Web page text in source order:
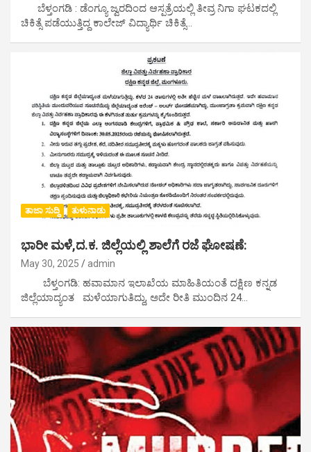
ಬೆಳ್ತಂಗಡಿ : ಡೆಂಗ್ಯೂ ಜ್ವರದಿಂದ ಆಸ್ಪತ್ರೆಯಲ್ಲಿ ತೀವ್ರ ನಿಗಾ ಘಟಕದಲ್ಲಿ
ಚಿಕಿತ್ಸೆ ಪಡೆಯುತ್ತಿದ್ದ ಕಾಲೇಜ್ ವಿದ್ಯಾರ್ಥಿ ಚಿಕಿತ್ಸೆ…
ತಾಜಾ ಸುದ್ದಿ ತುಳುನಾಡು
ಭಾರೀ ಮಳೆ,ದ.ಕ. ಜಿಲ್ಲೆಯಲ್ಲಿ ಶಾಲೆಗೆ ರಜೆ ಘೋಷಣೆ:
May 30, 2025 admin
ಬೆಳ್ತಂಗಡಿ: ಹವಾಮಾನ ಇಲಾಖೆಯ ಮಾಹಿತಿಯಂತೆ ದಕ್ಷಿಣ ಕನ್ನಡ
ಜಿಲ್ಲೆಯಾದ್ಯಂತ ಮಳೆಯಾಗುತಿದ್ದು, ಅದೇ ರೀತಿ ಮುಂದಿನ 24…